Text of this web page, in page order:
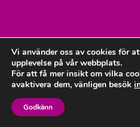
Vi använder oss av cookies för
upplevelse på vår webbplats.
För att få mer insikt om vilka
avaktivera dem, vänligen besök
Godkänn